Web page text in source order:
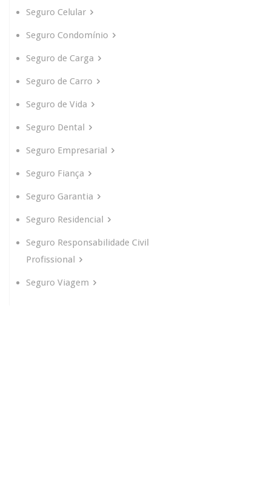
Seguro Celular
Seguro Condomínio
Seguro de Carga
Seguro de Carro
Seguro de Vida
Seguro Dental
Seguro Empresarial
Seguro Fiança
Seguro Garantia
Seguro Residencial
Seguro Responsabilidade Civil
Profissional
Seguro Viagem